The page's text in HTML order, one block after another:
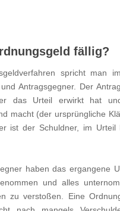
fällig?
spricht man
Antragsgegner. Der
das Urteil erwirkt hat
macht (der ursprüngliche
ist der Schuldner, im Urteil
haben das ergangene
und alles
zu verstoßen. Eine